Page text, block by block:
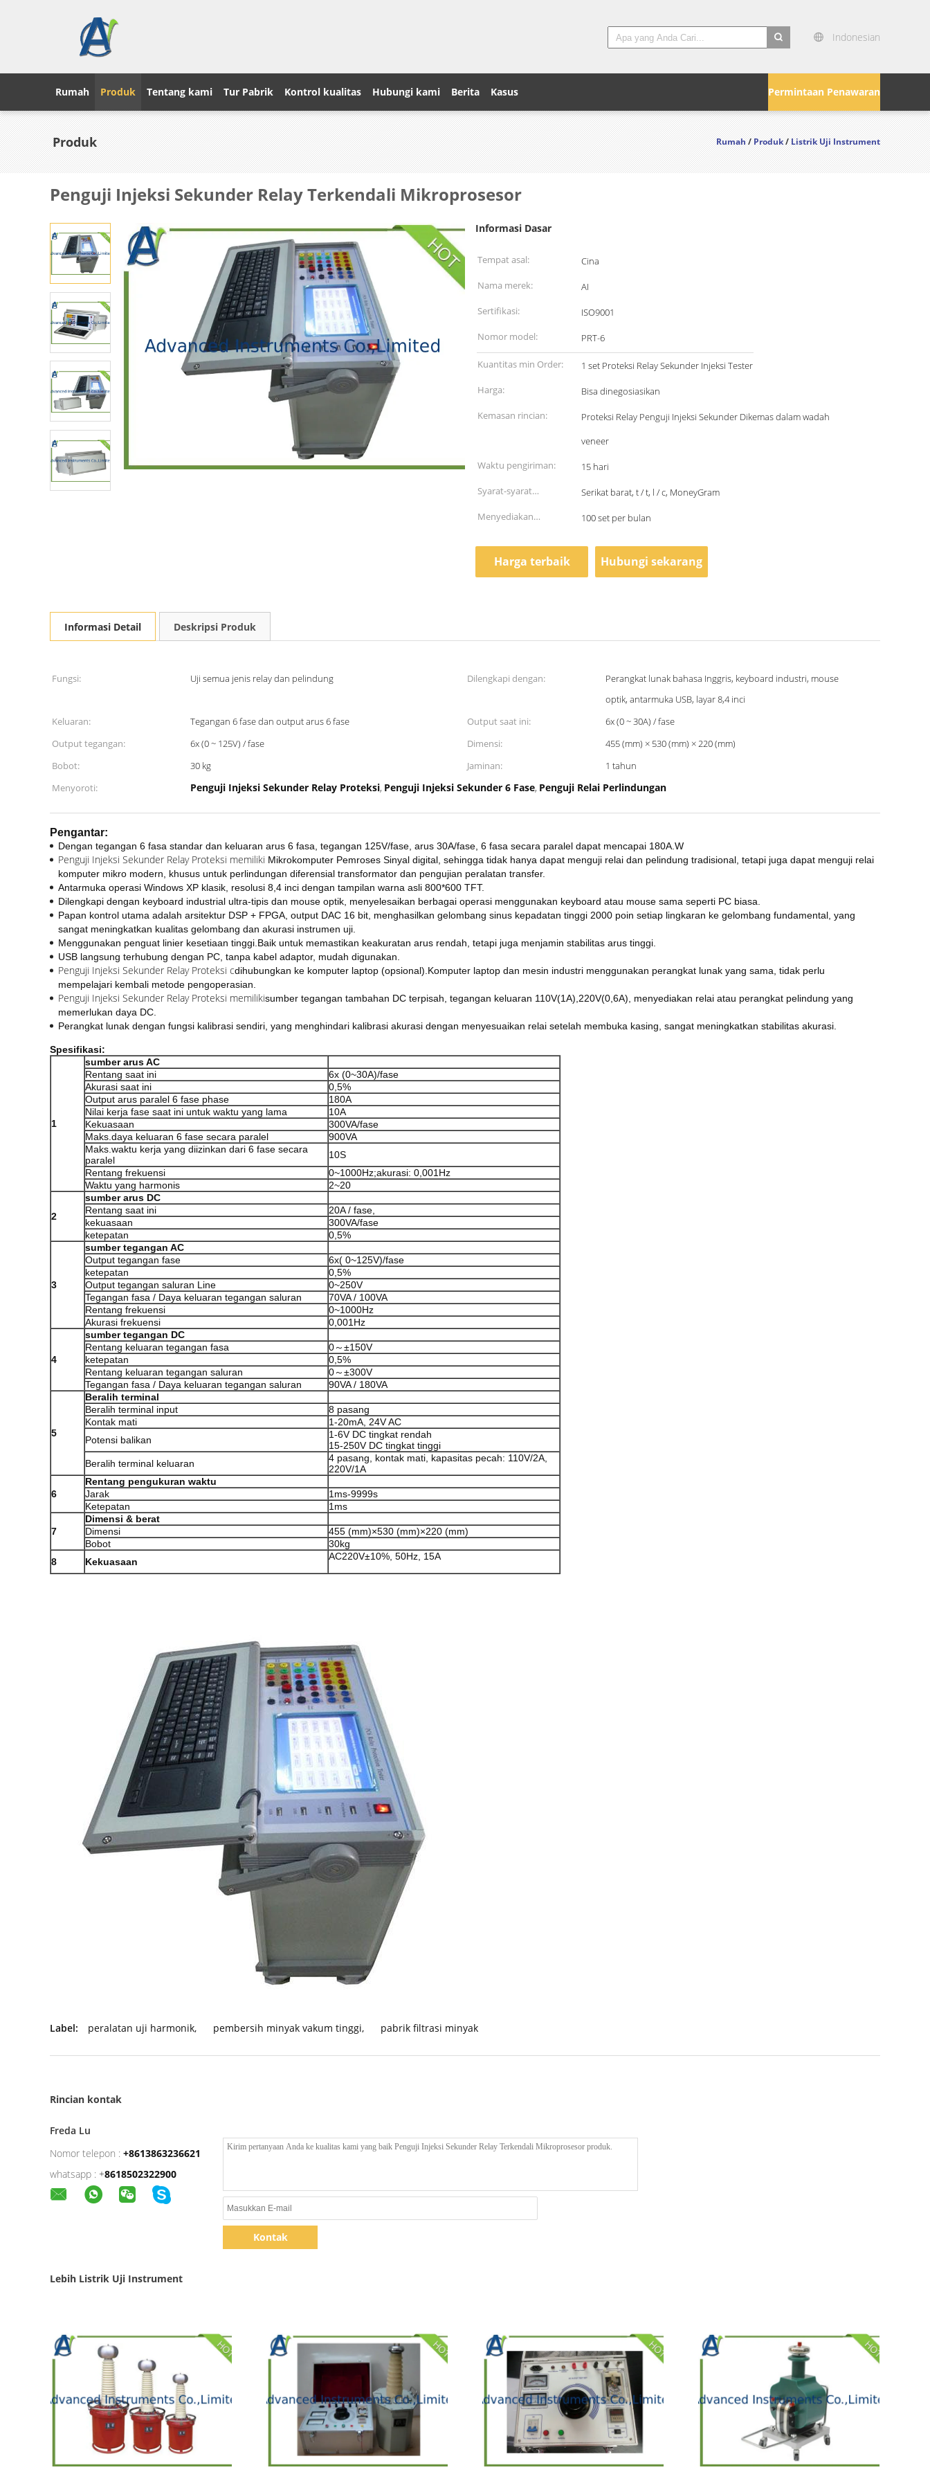
Indonesian
Permintaan Penawaran
Rumah Produk Tentang kami Tur Pabrik Kontrol kualitas Hubungi kami Berita Kasus
Produk Rumah/Produk/Listrik Uji Instrument
Penguji Injeksi Sekunder Relay Terkendali Mikroprosesor
Informasi Dasar
Tempat asal:
Cina
Nama merek:
AI
Sertifikasi:
ISO9001
Nomor model:
PRT-6
Kuantitas min Order:
1 set Proteksi Relay Sekunder Injeksi Tester
Harga:
Bisa dinegosiasikan
Kemasan rincian:
Proteksi Relay Penguji Injeksi Sekunder Dikemas dalam wadah
veneer
Waktu pengiriman:
15 hari
Syarat-syarat
pembayaran:
Serikat barat, t / t, l / c, MoneyGram
Menyediakan
100 set per bulan
Harga terbaik Hubungi sekarang
Informasi Detail Deskripsi Produk
Fungsi: Uji semua jenis relay dan pelindung Dilengkapi dengan:
Perangkat lunak bahasa Inggris, keyboard industri, mouse
optik, antarmuka USB, layar 8,4 inci
Keluaran:
Tegangan 6 fase dan output arus 6 fase Output saat ini:
6x (0 ~ 30A) / fase
Output tegangan:
6x (0 ~ 125V) / fase Dimensi:
455 (mm) × 530 (mm) × 220 (mm)
Bobot:
30 kg Jaminan:
1 tahun
Menyoroti:
Penguji Injeksi Sekunder Relay Proteksi, Penguji Injeksi Sekunder 6 Fase, Penguji Relai Perlindungan
Pengantar:
Dengan tegangan 6 fasa standar dan keluaran arus 6 fasa, tegangan 125V/fase, arus 30A/fase, 6 fasa secara paralel dapat mencapai 180A.W
Penguji Injeksi Sekunder Relay Proteksi memiliki Mikrokomputer Pemroses Sinyal digital, sehingga tidak hanya dapat menguji relai dan pelindung tradisional, tetapi juga dapat menguji relai
komputer mikro modern, khusus untuk perlindungan diferensial transformator dan pengujian peralatan transfer.
Antarmuka operasi Windows XP klasik, resolusi 8,4 inci dengan tampilan warna asli 800*600 TFT.
Dilengkapi dengan keyboard industrial ultra-tipis dan mouse optik, menyelesaikan berbagai operasi menggunakan keyboard atau mouse sama seperti PC biasa.
Papan kontrol utama adalah arsitektur DSP + FPGA, output DAC 16 bit, menghasilkan gelombang sinus kepadatan tinggi 2000 poin setiap lingkaran ke gelombang fundamental, yang
sangat meningkatkan kualitas gelombang dan akurasi instrumen uji.
Menggunakan penguat linier kesetiaan tinggi.Baik untuk memastikan keakuratan arus rendah, tetapi juga menjamin stabilitas arus tinggi.
USB langsung terhubung dengan PC, tanpa kabel adaptor, mudah digunakan.
Penguji Injeksi Sekunder Relay Proteksi cdihubungkan ke komputer laptop (opsional).Komputer laptop dan mesin industri menggunakan perangkat lunak yang sama, tidak perlu
mempelajari kembali metode pengoperasian.
Penguji Injeksi Sekunder Relay Proteksi memilikisumber tegangan tambahan DC terpisah, tegangan keluaran 110V(1A),220V(0,6A), menyediakan relai atau perangkat pelindung yang
memerlukan daya DC.
Perangkat lunak dengan fungsi kalibrasi sendiri, yang menghindari kalibrasi akurasi dengan menyesuaikan relai setelah membuka kasing, sangat meningkatkan stabilitas akurasi.
Spesifikasi:
1
sumber arus AC
Rentang saat ini
6x (0~30A)/fase
Akurasi saat ini
0,5%
Output arus paralel 6 fase phase
180A
Nilai kerja fase saat ini untuk waktu yang lama
10A
Kekuasaan
300VA/fase
Maks.daya keluaran 6 fase secara paralel
900VA
Maks.waktu kerja yang diizinkan dari 6 fase secara
paralel
10S
Rentang frekuensi
0~1000Hz;akurasi: 0,001Hz
Waktu yang harmonis
2~20
2
sumber arus DC
Rentang saat ini
20A / fase,
kekuasaan
300VA/fase
ketepatan
0,5%
3
sumber tegangan AC
Output tegangan fase
6x( 0~125V)/fase
ketepatan
0,5%
Output tegangan saluran Line
0~250V
Tegangan fasa / Daya keluaran tegangan saluran
70VA / 100VA
Rentang frekuensi
0~1000Hz
Akurasi frekuensi
0,001Hz
4
sumber tegangan DC
Rentang keluaran tegangan fasa
0～±150V
ketepatan
0,5%
Rentang keluaran tegangan saluran
0～±300V
Tegangan fasa / Daya keluaran tegangan saluran
90VA / 180VA
5
Beralih terminal
Beralih terminal input
8 pasang
Kontak mati
1-20mA, 24V AC
Potensi balikan
1-6V DC tingkat rendah
15-250V DC tingkat tinggi
Beralih terminal keluaran
4 pasang, kontak mati, kapasitas pecah: 110V/2A,
220V/1A
6
Rentang pengukuran waktu
Jarak
1ms-9999s
Ketepatan
1ms
7
Dimensi & berat
Dimensi
455 (mm)×530 (mm)×220 (mm)
Bobot
30kg
8
Kekuasaan AC220V±10%, 50Hz, 15A
Label: peralatan uji harmonik, pembersih minyak vakum tinggi, pabrik filtrasi minyak
Rincian kontak
Freda Lu
Nomor telepon : +8613863236621
whatsapp : +8618502322900
Kontak
Lebih Listrik Uji Instrument